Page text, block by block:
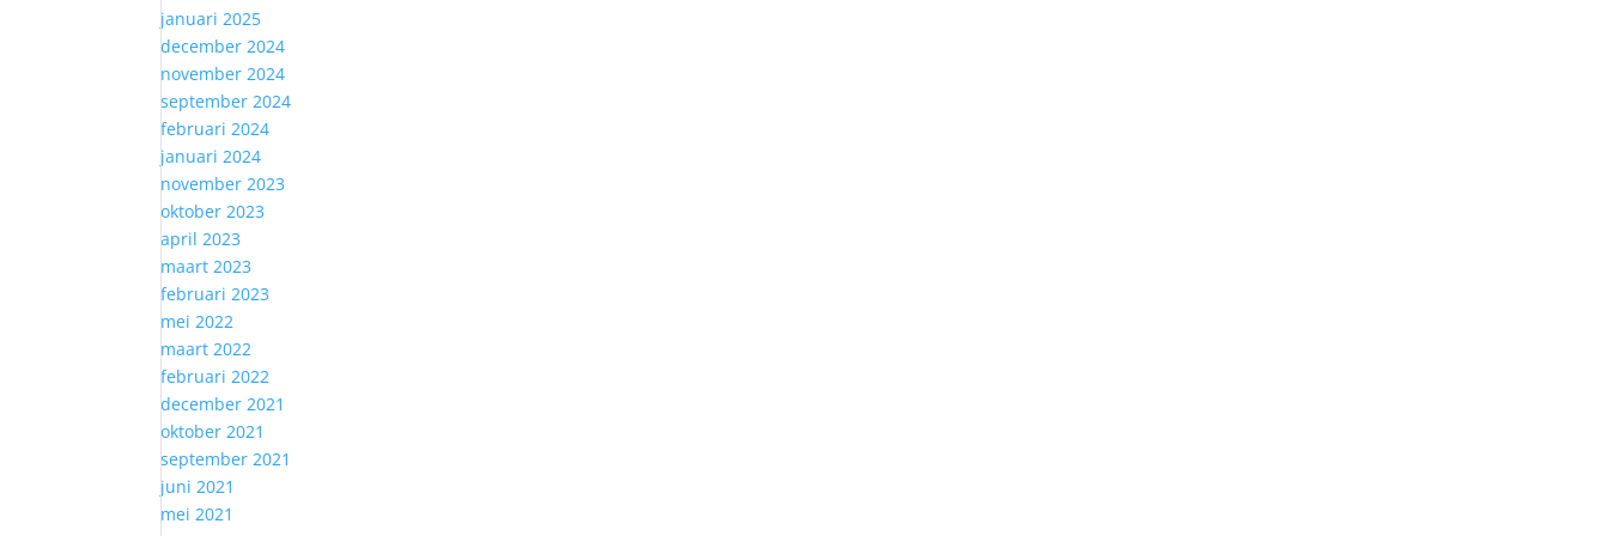
januari 2025
december 2024
november 2024
september 2024
februari 2024
januari 2024
november 2023
oktober 2023
april 2023
maart 2023
februari 2023
mei 2022
maart 2022
februari 2022
december 2021
oktober 2021
september 2021
juni 2021
mei 2021